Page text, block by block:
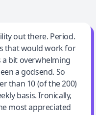
out there. Period.
that would work for
a bit overwhelming
a godsend. So
than 10 (of the 200)
basis. Ironically,
most appreciated